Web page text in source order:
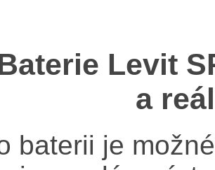
Levit
a
baterii je